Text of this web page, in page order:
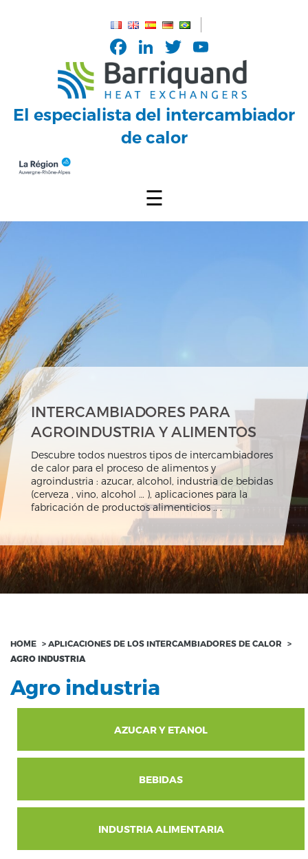
Facebook
LinkedIn
Twitter
Channel
El especialista del intercambiador
de calor
☰
INTERCAMBIADORES PARA
AGROINDUSTRIA Y ALIMENTOS
Descubre todos nuestros tipos de intercambiadores
de calor para el proceso de alimentos y
agroindustria : azucar, alcohol, industria de bebidas
(cerveza , vino, alcohol … ), aplicaciones para la
fabricación de productos alimenticios .. .
HOME > APLICACIONES DE LOS INTERCAMBIADORES DE CALOR >
AGRO INDUSTRIA
Agro industria
AZUCAR Y ETANOL
BEBIDAS
INDUSTRIA ALIMENTARIA